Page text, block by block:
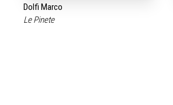
Dolfi Marco
Le Pinete